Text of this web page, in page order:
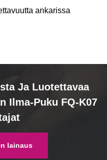
ankarissa
Ja Luotettavaa
Ilma-Puku FQ-K07
lainaus